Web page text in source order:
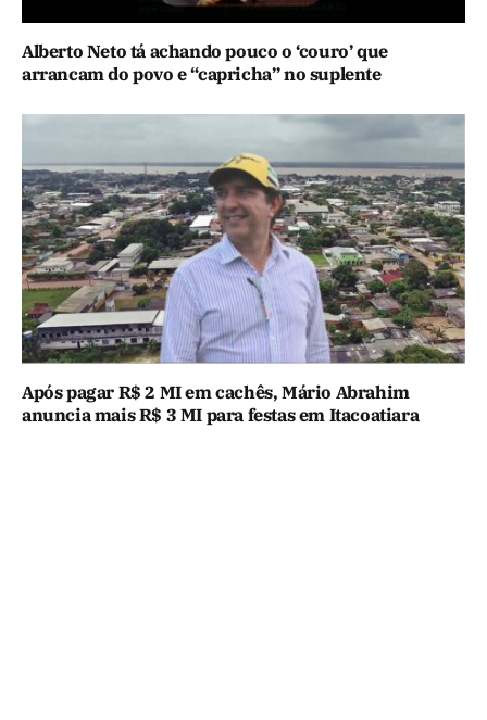
Alberto Neto tá achando pouco o ‘couro’ que
arrancam do povo e “capricha” no suplente
Após pagar R$ 2 MI em cachês, Mário Abrahim
anuncia mais R$ 3 MI para festas em Itacoatiara